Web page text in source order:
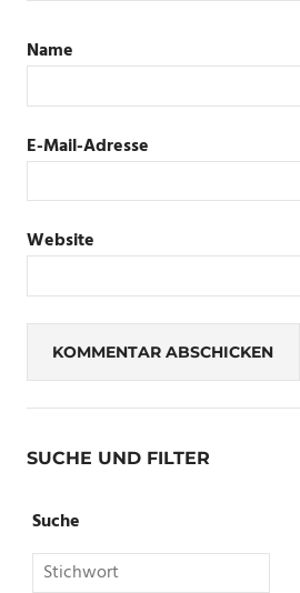
Name
E-Mail-Adresse
Website
SUCHE UND FILTER
Suche